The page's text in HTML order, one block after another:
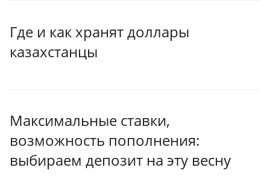
Где и как хранят доллары
казахстанцы
Максимальные ставки,
возможность пополнения:
выбираем депозит на эту весну